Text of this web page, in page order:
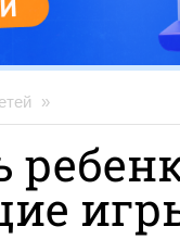
»